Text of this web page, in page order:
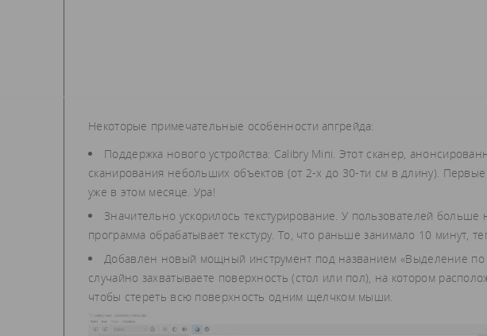
Некоторые примечательные особенности апгрейда:
Поддержка нового устройства: Calibry Mini. Этот сканер,
сканирования небольших объектов (от 2-х до 30-ти см в длину).
уже в этом месяце. Ура!
Значительно ускорилось текстурирование. У пользователей
программа обрабатывает текстуру. То, что раньше занимало 10 минут,
Добавлен новый мощный инструмент под названием «Выделение по
случайно захватываете поверхность (стол или пол), на котором
чтобы стереть всю поверхность одним щелчком мыши.